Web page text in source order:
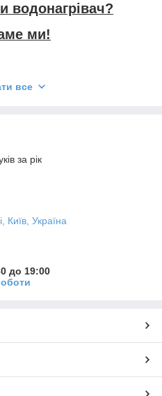
в інших містах:
водонагрівач?
ми!
цінами!
все
за рік
Київ, Україна
до 19:00